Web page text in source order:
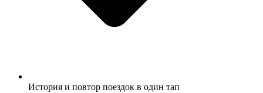
История и повтор поездок в один тап